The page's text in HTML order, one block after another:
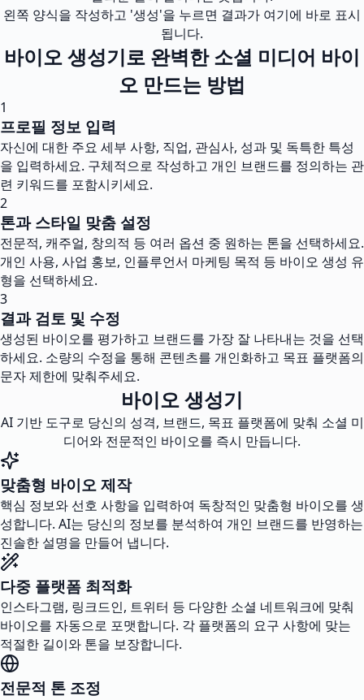
왼쪽 양식을 작성하고 '생성'을 누르면 결과가 여기에 바로 표시
됩니다.
바이오 생성기로 완벽한 소셜 미디어 바이
오 만드는 방법
1
프로필 정보 입력
자신에 대한 주요 세부 사항, 직업, 관심사, 성과 및 독특한 특성
을 입력하세요. 구체적으로 작성하고 개인 브랜드를 정의하는 관
련 키워드를 포함시키세요.
2
톤과 스타일 맞춤 설정
전문적, 캐주얼, 창의적 등 여러 옵션 중 원하는 톤을 선택하세요.
개인 사용, 사업 홍보, 인플루언서 마케팅 목적 등 바이오 생성 유
형을 선택하세요.
3
결과 검토 및 수정
생성된 바이오를 평가하고 브랜드를 가장 잘 나타내는 것을 선택
하세요. 소량의 수정을 통해 콘텐츠를 개인화하고 목표 플랫폼의
문자 제한에 맞춰주세요.
바이오 생성기
AI 기반 도구로 당신의 성격, 브랜드, 목표 플랫폼에 맞춰 소셜 미
디어와 전문적인 바이오를 즉시 만듭니다.
맞춤형 바이오 제작
핵심 정보와 선호 사항을 입력하여 독창적인 맞춤형 바이오를 생
성합니다. AI는 당신의 정보를 분석하여 개인 브랜드를 반영하는
진솔한 설명을 만들어 냅니다.
다중 플랫폼 최적화
인스타그램, 링크드인, 트위터 등 다양한 소셜 네트워크에 맞춰
바이오를 자동으로 포맷합니다. 각 플랫폼의 요구 사항에 맞는
적절한 길이와 톤을 보장합니다.
전문적 톤 조정